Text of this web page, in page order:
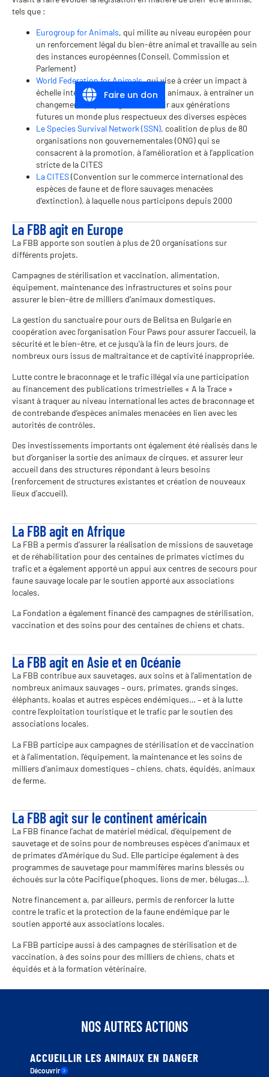
tels que :
Eurogroup for Animals, qui milite au niveau européen pour
un renforcement légal du bien-être animal et travaille au sein
des instances européennes (Conseil, Commission et
Parlement)
World Federation for Animals, qui vise à créer un impact à
échelle internationale en faveur des animaux, à entraîner un
changement de paradigme et à offrir aux générations
futures un monde plus respectueux des diverses espèces
Le Species Survival Network (SSN), coalition de plus de 80
organisations non gouvernementales (ONG) qui se
consacrent à la promotion, à l’amélioration et à l’application
stricte de la CITES
La CITES(Convention sur le commerce international des
espèces de faune et de flore sauvages menacées
d’extinction), à laquelle nous participons depuis 2000
La FBB agit en Europe
La FBB apporte son soutien à plus de 20 organisations sur
différents projets.
Campagnes de stérilisation et vaccination, alimentation,
équipement, maintenance des infrastructures et soins pour
assurer le bien-être de milliers d’animaux domestiques.
La gestion du sanctuaire pour ours de Belitsa en Bulgarie en
coopération avec l’organisation Four Paws pour assurer l’accueil, la
sécurité et le bien-être, et ce jusqu’à la fin de leurs jours, de
nombreux ours issus de maltraitance et de captivité inappropriée.
Lutte contre le braconnage et le trafic illégal via une participation
au financement des publications trimestrielles « A la Trace »
visant à traquer au niveau international les actes de braconnage et
de contrebande d’espèces animales menacées en lien avec les
autorités de contrôles.
Des investissements importants ont également été réalisés dans le
but d’organiser la sortie des animaux de cirques, et assurer leur
accueil dans des structures répondant à leurs besoins
(renforcement de structures existantes et création de nouveaux
lieux d’accueil).
La FBB agit en Afrique
La FBB a permis d’assurer la réalisation de missions de sauvetage
et de réhabilitation pour des centaines de primates victimes du
trafic et a également apporté un appui aux centres de secours pour
faune sauvage locale par le soutien apporté aux associations
locales.
La Fondation a également financé des campagnes de stérilisation,
vaccination et des soins pour des centaines de chiens et chats.
La FBB agit en Asie et en Océanie
La FBB contribue aux sauvetages, aux soins et à l’alimentation de
nombreux animaux sauvages – ours, primates, grands singes,
éléphants, koalas et autres espèces endémiques… – et à la lutte
contre l’exploitation touristique et le trafic par le soutien des
associations locales.
La FBB participe aux campagnes de stérilisation et de vaccination
et à l’alimentation, l’équipement, la maintenance et les soins de
milliers d’animaux domestiques – chiens, chats, équidés, animaux
de ferme.
La FBB agit sur le continent américain
La FBB finance l’achat de matériel médical, d’équipement de
sauvetage et de soins pour de nombreuses espèces d’animaux et
de primates d’Amérique du Sud. Elle participe également à des
programmes de sauvetage pour mammifères marins blessés ou
échoués sur la côte Pacifique (phoques, lions de mer, bélugas…).
Notre financement a, par ailleurs, permis de renforcer la lutte
contre le trafic et la protection de la faune endémique par le
soutien apporté aux associations locales.
La FBB participe aussi à des campagnes de stérilisation et de
vaccination, à des soins pour des milliers de chiens, chats et
équidés et à la formation vétérinaire.
NOS AUTRES ACTIONS
ADOPTER ET FAVORISER UNE NOUVELLE VIE
POUR LES ANIMAUX
Faire un don